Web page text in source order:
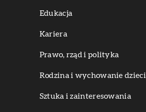
Edukacja
Kariera
Prawo, rząd i polityka
Rodzina i wychowanie dzieci
Sztuka i zainteresowania